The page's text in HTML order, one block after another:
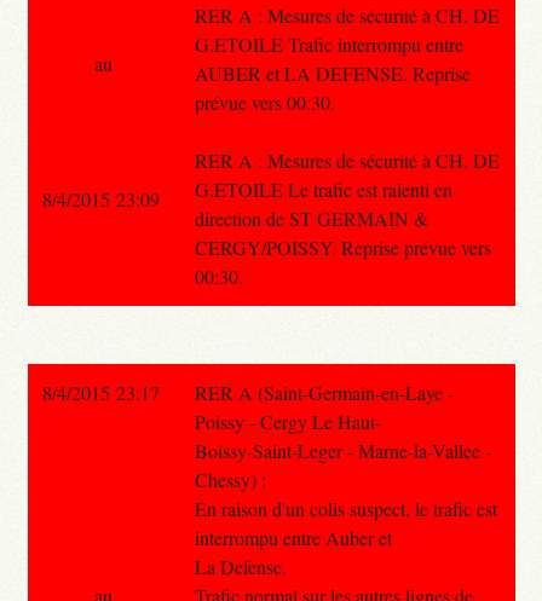
RER A : Mesures de sécurité à CH. DE
G.ETOILE Trafic interrompu entre
AUBER et LA DEFENSE. Reprise
prévue vers 00:30.
RER A : Mesures de sécurité à CH. DE
G.ETOILE Le trafic est ralenti en
direction de ST GERMAIN &
CERGY/POISSY. Reprise prévue vers
00:30.
au
8/4/2015 23:09
8/4/2015 23:17
RER A (Saint-Germain-en-Laye -
Poissy - Cergy Le Haut-
Boissy-Saint-Leger - Marne-la-Vallee -
Chessy) :
En raison d'un colis suspect, le trafic est
interrompu entre Auber et
La Defense.
Trafic normal sur les autres lignes de
au